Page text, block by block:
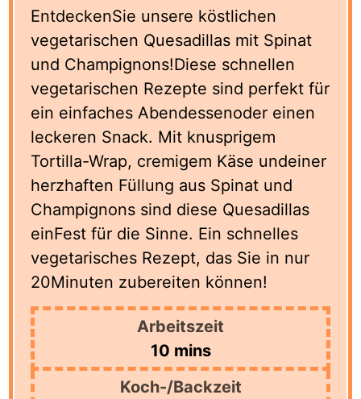
EntdeckenSie unsere köstlichen
vegetarischen Quesadillas mit Spinat
und Champignons!Diese schnellen
vegetarischen Rezepte sind perfekt für
ein einfaches Abendessenoder einen
leckeren Snack. Mit knusprigem
Tortilla-Wrap, cremigem Käse undeiner
herzhaften Füllung aus Spinat und
Champignons sind diese Quesadillas
einFest für die Sinne. Ein schnelles
vegetarisches Rezept, das Sie in nur
20Minuten zubereiten können!
Arbeitszeit
10minutes
mins
Koch-/Backzeit